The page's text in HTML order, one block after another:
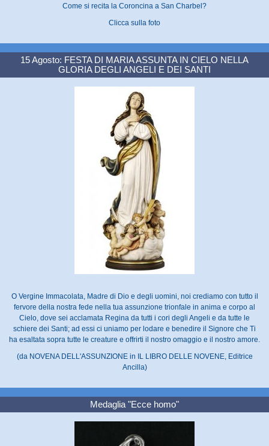
Come si recita la Coroncina a San Charbel?
Clicca sulla foto
15 Agosto: FESTA DI MARIA ASSUNTA IN CIELO NELLA
GLORIA DEGLI ANGELI E DEI SANTI
O Vergine Immacolata, Madre di Dio e degli uomini, noi crediamo con tutto il
fervore della nostra fede nella tua assunzione trionfale in anima e corpo al
Cielo, dove sei acclamata Regina da tutti i cori degli Angeli e da tutte le
schiere dei Santi; ad essi ci uniamo per lodare e benedire il Signore che Ti
ha esaltata sopra tutte le creature e offrirti il nostro omaggio e il nostro amore.
(da NOVENA DELL'ASSUNZIONE in IL LIBRO DELLE NOVENE, Editrice
Ancilla)
Medaglia "Ecce homo"